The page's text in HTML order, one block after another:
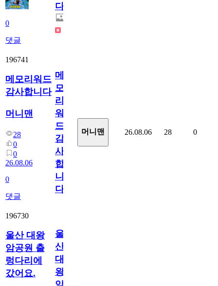
0
댓글
다.
196741
메모리워드
감사합니다
머니맨
28
0
0
26.08.06
0
댓글
메
모
리
워
드
감
사
합
니
다
머니맨 26.08.06 28 0
196730
울산 대왕
암공원 출
렁다리에
갔어요.
울
산
대
왕